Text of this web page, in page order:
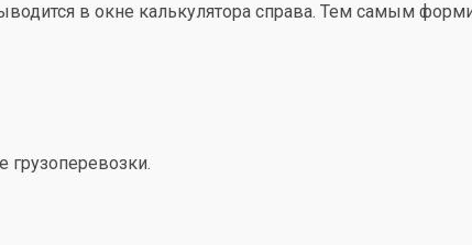
в окне калькулятора справа. Тем самым
грузоперевозки.